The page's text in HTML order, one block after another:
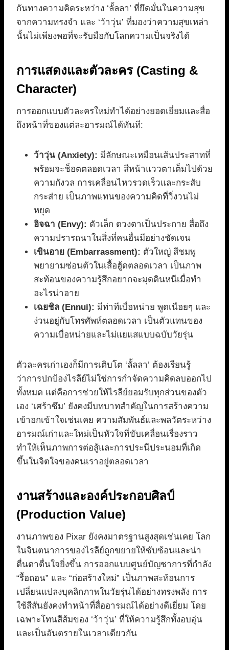
กันทางความคิดระหว่าง ‘ลั้ลลา’ ที่ยึดมั่นในความสุข
จากความทรงจำ และ ‘ว้าวุ่น’ ที่มองว่าความสุขเหล่า
นั้นไม่เพียงพอที่จะรับมือกับโลกความเป็นจริงได้
การแสดงและตัวละคร (Casting &
Character)
การออกแบบตัวละครใหม่ทำได้อย่างยอดเยี่ยมและสื่อ
ถึงหน้าที่ของแต่ละอารมณ์ได้ทันที:
ว้าวุ่น (Anxiety): มีลักษณะเหมือนเส้นประสาทที่
พร้อมจะช็อตตลอดเวลา สีหน้าแววตาเต็มไปด้วย
ความกังวล การเคลื่อนไหวรวดเร็วและกระสับ
กระส่าย เป็นภาพแทนของความคิดที่วิ่งวนไม่
หยุด
อิจฉา (Envy): ตัวเล็ก ดวงตาเป็นประกาย สื่อถึง
ความปรารถนาในสิ่งที่คนอื่นมีอย่างชัดเจน
เขินอาย (Embarrassment): ตัวใหญ่ สีชมพู
พยายามซ่อนตัวในเสื้อฮู้ดตลอดเวลา เป็นภาพ
สะท้อนของความรู้สึกอยากจะมุดดินหนีเมื่อทำ
อะไรน่าอาย
เฉยชิล (Ennui): มีท่าทีเบื่อหน่าย พูดเนือยๆ และ
ง่วนอยู่กับโทรศัพท์ตลอดเวลา เป็นตัวแทนของ
ความเบื่อหน่ายและไม่แยแสแบบฉบับวัยรุ่น
ตัวละครเก่าเองก็มีการเติบโต ‘ลั้ลลา’ ต้องเรียนรู้
ว่าการปกป้องไรลีย์ไม่ใช่การกำจัดความคิดลบออกไป
ทั้งหมด แต่คือการช่วยให้ไรลีย์ยอมรับทุกส่วนของตัว
เอง ‘เศร้าซึม’ ยังคงมีบทบาทสำคัญในการสร้างความ
เข้าอกเข้าใจเช่นเคย ความสัมพันธ์และพลวัตระหว่าง
อารมณ์เก่าและใหม่เป็นหัวใจที่ขับเคลื่อนเรื่องราว
ทำให้เห็นภาพการต่อสู้และการประนีประนอมที่เกิด
ขึ้นในจิตใจของคนเราอยู่ตลอดเวลา
งานสร้างและองค์ประกอบศิลป์
(Production Value)
งานภาพของ Pixar ยังคงมาตรฐานสูงสุดเช่นเคย โลก
ในจินตนาการของไรลีย์ถูกขยายให้ซับซ้อนและน่า
ตื่นตาตื่นใจยิ่งขึ้น การออกแบบศูนย์บัญชาการที่กำลัง
“รื้อถอน” และ “ก่อสร้างใหม่” เป็นภาพสะท้อนการ
เปลี่ยนแปลงบุคลิกภาพในวัยรุ่นได้อย่างทรงพลัง การ
ใช้สีสันยังคงทำหน้าที่สื่ออารมณ์ได้อย่างดีเยี่ยม โดย
เฉพาะโทนสีส้มของ ‘ว้าวุ่น’ ที่ให้ความรู้สึกทั้งอบอุ่น
และเป็นอันตรายในเวลาเดียวกัน